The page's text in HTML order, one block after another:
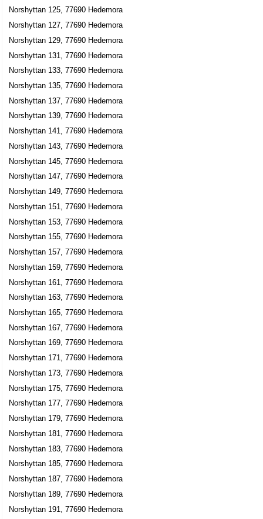
Norshyttan 125, 77690 Hedemora
Norshyttan 127, 77690 Hedemora
Norshyttan 129, 77690 Hedemora
Norshyttan 131, 77690 Hedemora
Norshyttan 133, 77690 Hedemora
Norshyttan 135, 77690 Hedemora
Norshyttan 137, 77690 Hedemora
Norshyttan 139, 77690 Hedemora
Norshyttan 141, 77690 Hedemora
Norshyttan 143, 77690 Hedemora
Norshyttan 145, 77690 Hedemora
Norshyttan 147, 77690 Hedemora
Norshyttan 149, 77690 Hedemora
Norshyttan 151, 77690 Hedemora
Norshyttan 153, 77690 Hedemora
Norshyttan 155, 77690 Hedemora
Norshyttan 157, 77690 Hedemora
Norshyttan 159, 77690 Hedemora
Norshyttan 161, 77690 Hedemora
Norshyttan 163, 77690 Hedemora
Norshyttan 165, 77690 Hedemora
Norshyttan 167, 77690 Hedemora
Norshyttan 169, 77690 Hedemora
Norshyttan 171, 77690 Hedemora
Norshyttan 173, 77690 Hedemora
Norshyttan 175, 77690 Hedemora
Norshyttan 177, 77690 Hedemora
Norshyttan 179, 77690 Hedemora
Norshyttan 181, 77690 Hedemora
Norshyttan 183, 77690 Hedemora
Norshyttan 185, 77690 Hedemora
Norshyttan 187, 77690 Hedemora
Norshyttan 189, 77690 Hedemora
Norshyttan 191, 77690 Hedemora